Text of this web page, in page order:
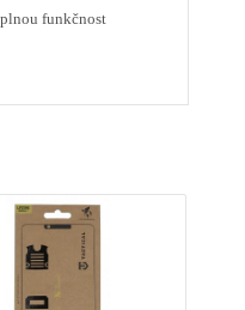
funkčnost